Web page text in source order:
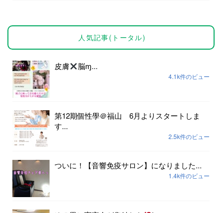
人気記事(トータル)
皮膚 脳ɱ...
4.1k件のビュー
第12期個性學＠福山 6月よりスタートしま
す...
2.5k件のビュー
ついに！【音響免疫サロン】になりました...
1.4k件のビュー